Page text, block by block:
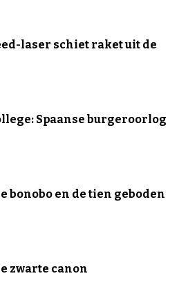
laser schiet raket uit de
Spaanse burgeroorlog
bonobo en de tien geboden
zwarte canon